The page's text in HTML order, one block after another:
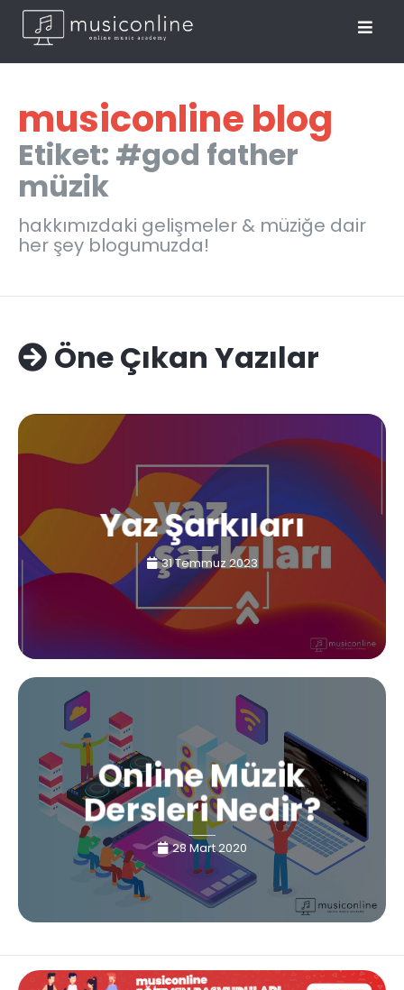
musiconline blog
Etiket: #god father
müzik
hakkımızdaki gelişmeler & müziğe dair
her şey blogumuzda!
Öne Çıkan Yazılar
Yaz Şarkıları
31 Temmuz 2023
Online Müzik
Dersleri Nedir?
28 Mart 2020